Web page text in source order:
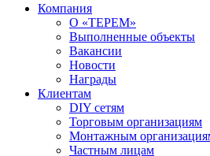
Компания
О «ТЕРЕМ»
Выполненные объекты
Вакансии
Новости
Награды
Клиентам
DIY сетям
Торговым организациям
Монтажным
Частным лицам